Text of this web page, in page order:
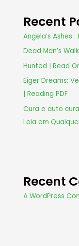
Recent
Angela’s Ashes
Dead Man’s
Hunted | Read
Eiger Dreams:
| Reading PDF
Cura e auto
Leia em
Recent
A WordPress